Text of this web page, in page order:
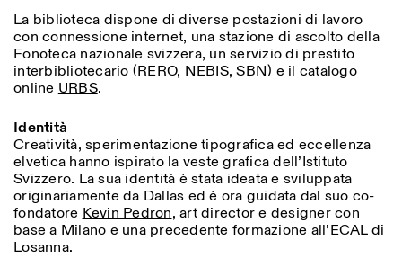
La biblioteca dispone di diverse postazioni di lavoro
con connessione internet, una stazione di ascolto della
Fonoteca nazionale svizzera, un servizio di prestito
interbibliotecario (RERO, NEBIS, SBN) e il catalogo
online URBS.
Identità
Creatività, sperimentazione tipografica ed eccellenza
elvetica hanno ispirato la veste grafica dell’Istituto
Svizzero. La sua identità è stata ideata e sviluppata
originariamente da Dallas ed è ora guidata dal suo co-
fondatore Kevin Pedron, art director e designer con
base a Milano e una precedente formazione all’ECAL di
Losanna.